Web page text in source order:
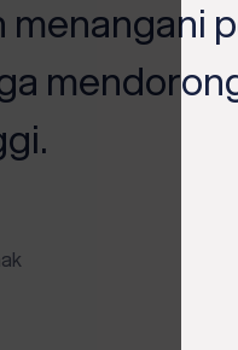
menangani